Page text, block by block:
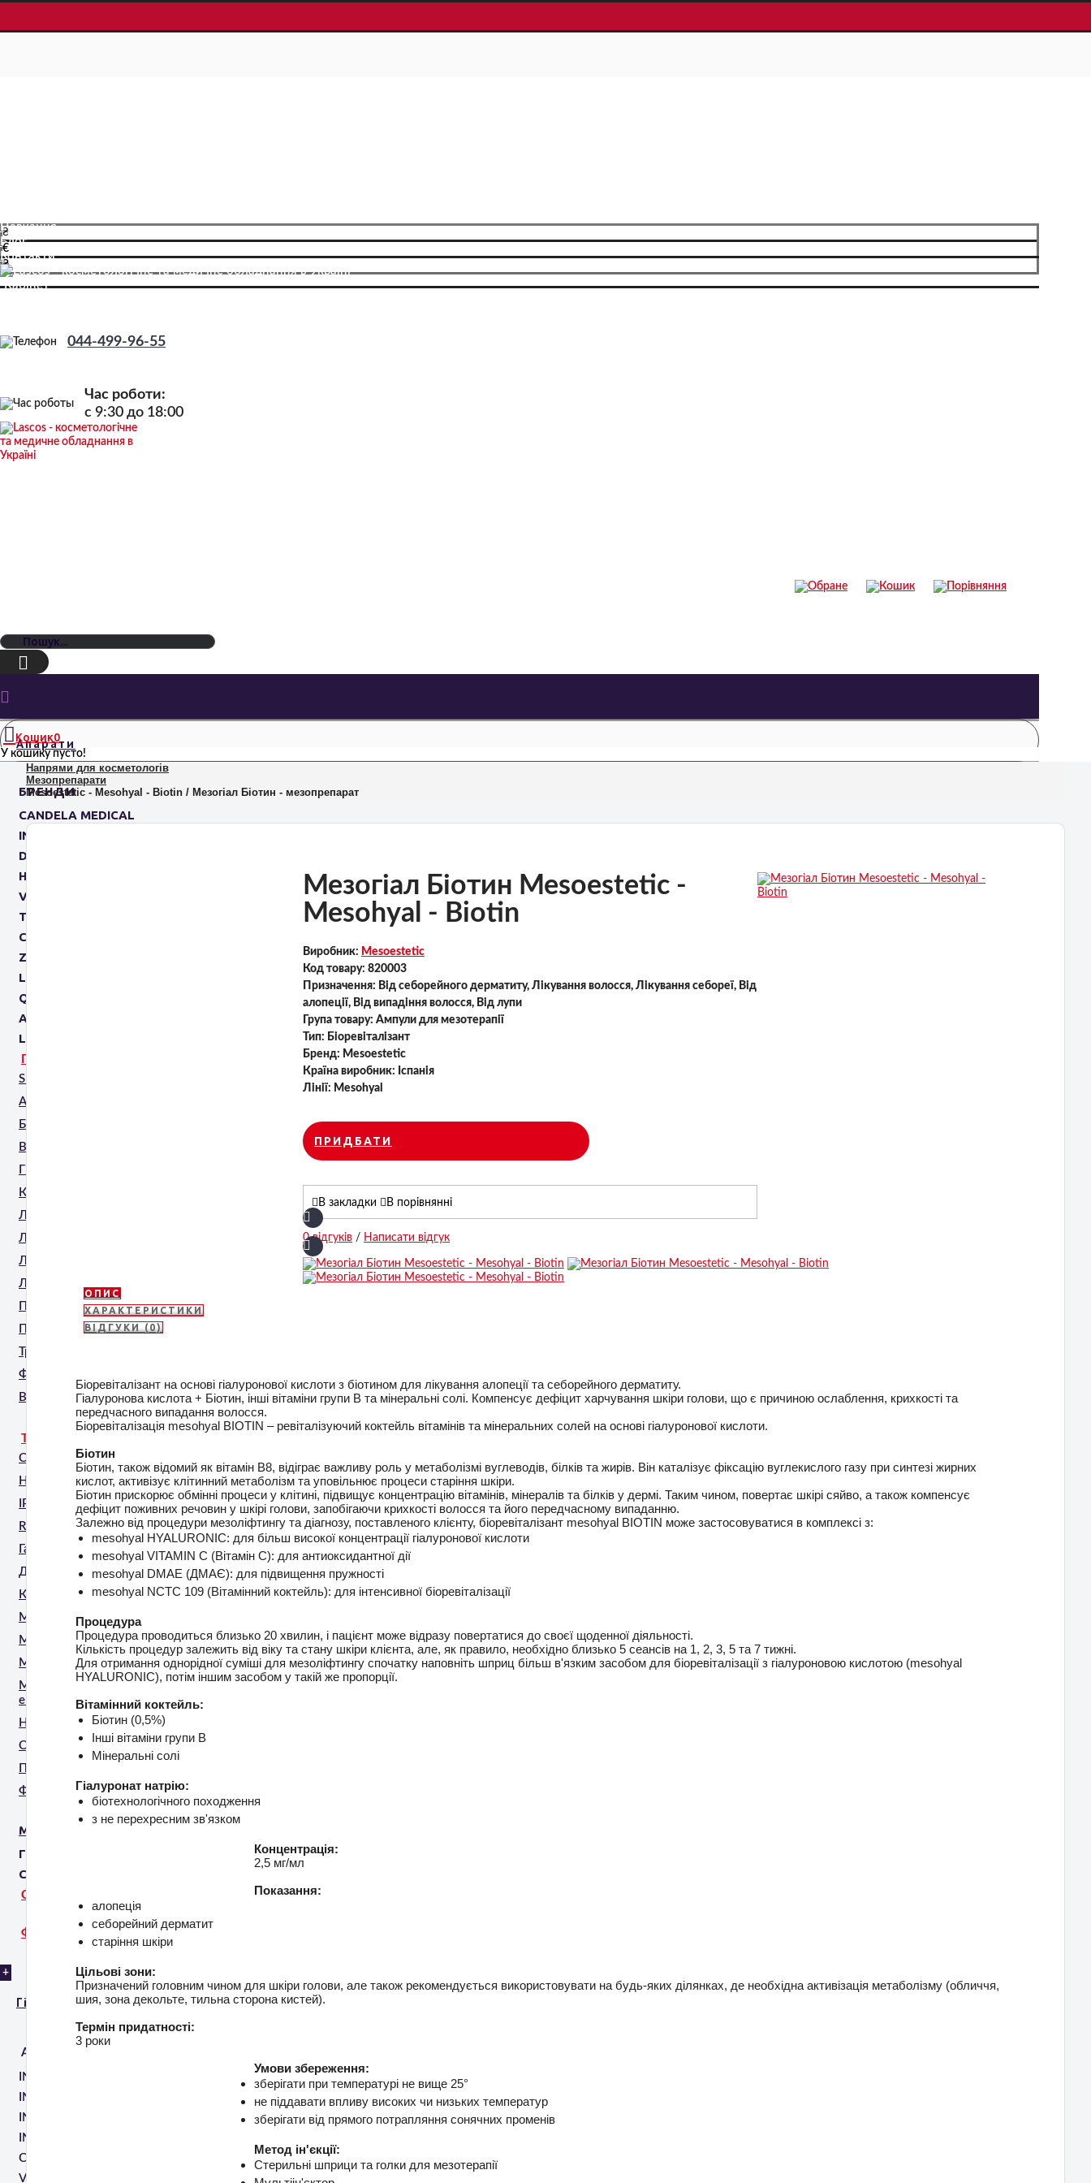
Навчання
Блог
Контакти
₴
€
₴
Кабінет
044-499-96-55
Час роботи:
c 9:30 до 18:00
Апарати
БРЕНДИ
CANDELA MEDICAL
INMODE
DELEO
HIRONIC
VENUS CONCEPT
TAVTECH
CLARTEIS
ZIMMER
LEONARDO
QUANTIFICARE
AROSHA
LEASEIR
ПРИЗНАЧЕННЯ
SPA капсули
Апаратна мезотерапія
Безголкова мезотерапія
Видалення татуювань
Гінекологія
Корекція фігури
Лімфодренаж
Ліфтинг обличчя та тіла
Лазерна епіляція
Лазерне шліфування
Пресотерапія
Проти Целюліту
Трихологія
Фракційне шліфування
Ванни для SPA процедур
ТЕХНОЛОГІЇ
CO2 Лазер
HIFU (SMAS)
IPL/ELOS
RF
Газорідинний пілінг
Діодний лазер
Кріоліполіз
Мікроголковий RF
Мікростимуляція EMS
Мікрострум
Монохроматичний
ексимерний пристрій
Неодимовий лазер
Олександритовий лазер
Пікосекундний лазер
Фракційний лазер
МЕДИЧНЕ ОБЛАДНАННЯ
ГЕЛЬ ПРОВІДНИК
СТОМОТОЛОГІЧНІ ІМПЛАНТИ
СИСТЕМИ 3D-ФОТОЗЙОМКИ
ФОТОФОНИ
+
Гінекологія
АПАРАТИ
INMODE EMPOWER RF
INMODE MORPHEUS 8V
INMODE V TONE
INMODE FORMA V
CRISTAL REVIVE
VENUS FIORA
Кошик0
У кошику пусто!
Напрями для косметологів
Мезопрепарати
Mesoestetic - Mesohyal - Biotin / Мезогіал Біотин - мезопрепарат
Мезогіал Біотин Mesoestetic -
Mesohyal - Biotin
Виробник: Mesoestetic
Код товару: 820003
Призначення: Від себорейного дерматиту, Лікування волосся, Лікування себореї, Від
алопеції, Від випадіння волосся, Від лупи
Група товару: Ампули для мезотерапії
Тип: Біоревіталізант
Бренд: Mesoestetic
Країна виробник: Іспанія
Лінії: Mesohyal
ПРИДБАТИ
В закладки В порівнянні
0 відгуків / Написати відгук
ОПИС
ХАРАКТЕРИСТИКИ
ВІДГУКИ (0)
Біоревіталізант на основі гіалуронової кислоти з біотином для лікування алопеції та себорейного дерматиту.
Гіалуронова кислота + Біотин, інші вітаміни групи B та мінеральні солі. Компенсує дефіцит харчування шкіри голови, що є причиною ослаблення, крихкості та
передчасного випадання волосся.
Біоревіталізація mesohyal BIOTIN – ревіталізуючий коктейль вітамінів та мінеральних солей на основі гіалуронової кислоти.
Біотин
Біотин, також відомий як вітамін В8, відіграє важливу роль у метаболізмі вуглеводів, білків та жирів. Він каталізує фіксацію вуглекислого газу при синтезі жирних
кислот, активізує клітинний метаболізм та уповільнює процеси старіння шкіри.
Біотин прискорює обмінні процеси у клітині, підвищує концентрацію вітамінів, мінералів та білків у дермі. Таким чином, повертає шкірі сяйво, а також компенсує
дефіцит поживних речовин у шкірі голови, запобігаючи крихкості волосся та його передчасному випаданню.
Залежно від процедури мезоліфтингу та діагнозу, поставленого клієнту, біоревіталізант mesohyal BIOTIN може застосовуватися в комплексі з:
mesohyal HYALURONIC: для більш високої концентрації гіалуронової кислоти
mesohyal VITAMIN С (Вітамін С): для антиоксидантної дії
mesohyal DMAE (ДМАЄ): для підвищення пружності
mesohyal NCTC 109 (Вітамінний коктейль): для інтенсивної біоревіталізації
Процедура
Процедура проводиться близько 20 хвилин, і пацієнт може відразу повертатися до своєї щоденної діяльності.
Кількість процедур залежить від віку та стану шкіри клієнта, але, як правило, необхідно близько 5 сеансів на 1, 2, 3, 5 та 7 тижні.
Для отримання однорідної суміші для мезоліфтингу спочатку наповніть шприц більш в'язким засобом для біоревіталізації з гіалуроновою кислотою (mesohyal
HYALURONIC), потім іншим засобом у такій же пропорції.
Вітамінний коктейль:
Біотин (0,5%)
Інші вітаміни групи В
Мінеральні солі
Гіалуронат натрію:
біотехнологічного походження
з не перехресним зв'язком
Концентрація:
2,5 мг/мл
Показання:
алопеція
себорейний дерматит
старіння шкіри
Цільові зони:
Призначений головним чином для шкіри голови, але також рекомендується використовувати на будь-яких ділянках, де необхідна активізація метаболізму (обличчя,
шия, зона декольте, тильна сторона кистей).
Термін придатності:
3 роки
Умови збереження:
зберігати при температурі не вище 25°
не піддавати впливу високих чи низьких температур
зберігати від прямого потрапляння сонячних променів
Метод ін'єкції:
Стерильні шприци та голки для мезотерапії